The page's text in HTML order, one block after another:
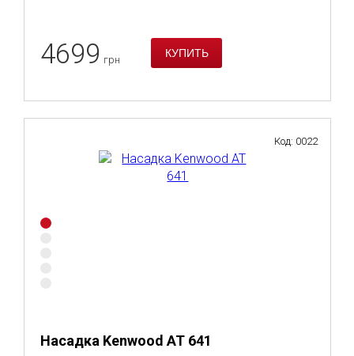
4699 грн
Насадка Kenwood AT 641
Код: 0022